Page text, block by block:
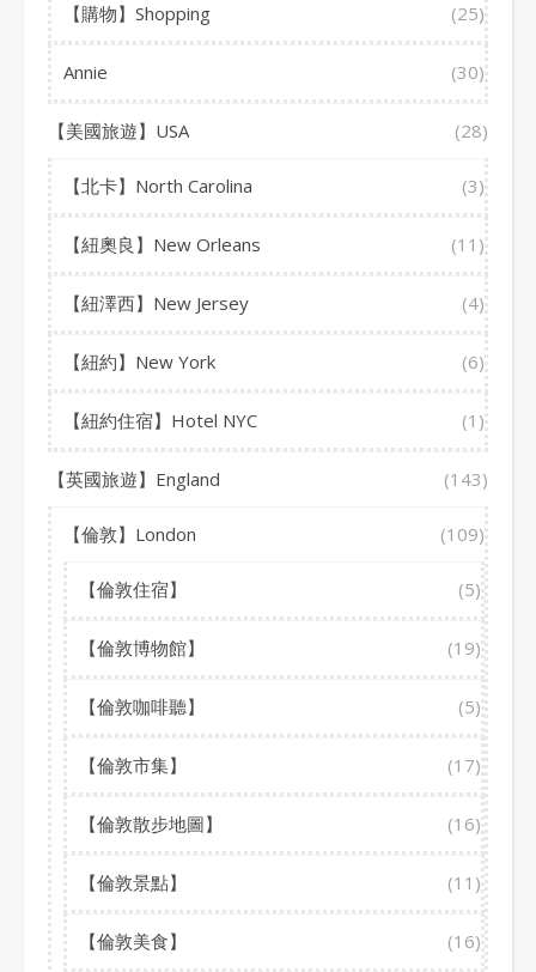
【購物】Shopping (25)
Annie (30)
【美國旅遊】USA (28)
【北卡】North Carolina (3)
【紐奧良】New Orleans (11)
【紐澤西】New Jersey (4)
【紐約】New York (6)
【紐約住宿】Hotel NYC (1)
【英國旅遊】England (143)
【倫敦】London (109)
【倫敦住宿】 (5)
【倫敦博物館】 (19)
【倫敦咖啡聽】 (5)
【倫敦市集】 (17)
【倫敦散步地圖】 (16)
【倫敦景點】 (11)
【倫敦美食】 (16)